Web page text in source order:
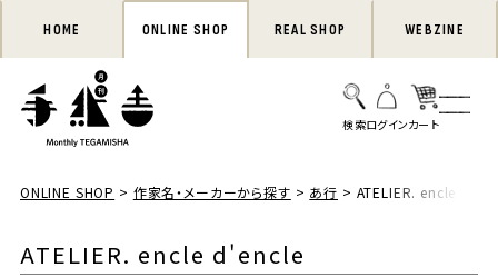
HOME ONLINE SHOP REAL SHOP WEBZINE
ONLINE SHOP 作家名・メーカーから探す あ行 ATELIER. encle
ATELIER. encle d'encle